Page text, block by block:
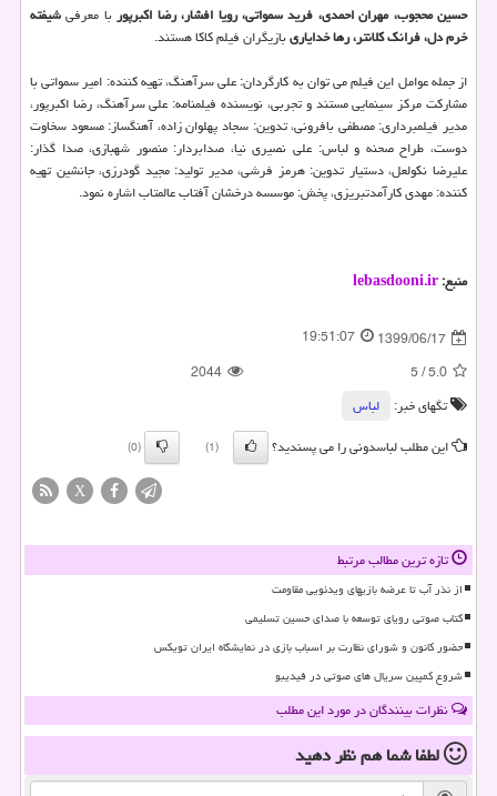
حسین محجوب، مهران احمدی، فرید سمواتی، رویا افشار، رضا اکبرپوربا معرفیشیفته
خرم دل، فرانک کلانتر، رها خدایاریبازیگران فیلم کاکا هستند.
از جمله عوامل این فیلم می توان به کارگردان: علی سرآهنگ، تهیه کننده: امیر سمواتی با
مشارکت مرکز سینمایی مستند و تجربی، نویسنده فیلمنامه: علی سرآهنگ، رضا اکبرپور،
مدیر فیلمبرداری: مصطفی بافرونی، تدوین: سجاد پهلوان زاده، آهنگساز: مسعود سخاوت
دوست، طراح صحنه و لباس: علی نصیری نیا، صدابردار: منصور شهبازی، صدا گذار:
علیرضا نکولعل، دستیار تدوین: هرمز فرشی، مدیر تولید: مجید گودرزی، جانشین تهیه
کننده: مهدی کارآمدتبریزی، پخش: موسسه درخشان آفتاب عالمتاب اشاره نمود.
منبع:lebasdooni.ir
1399/06/17
19:51:07
5.0
/
5
2044
تگهای خبر:
لباس
این مطلب لباسدونی را می پسندید؟
(1)
(0)
X
تازه ترین مطالب مرتبط
از نذر آب تا عرضه بازیهای ویدئویی مقاومت
کتاب صوتی رویای توسعه با صدای حسین تسلیمی
حضور کانون و شورای نظارت بر اسباب بازی در نمایشگاه ایران تویکس
شروع کمپین سریال های صوتی در فیدیبو
نظرات بینندگان در مورد این مطلب
لطفا شما همنظر دهید